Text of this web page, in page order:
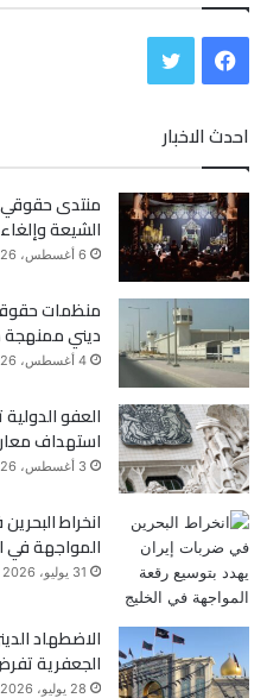
ب
و
ك
ت
ر
احدث الاخبار
منتدى حقوقي
الشيعة وإلغاء أكثر من
6 أغسطس، 2026
منظمات
ديني
4 أغسطس، 2026
العفو
استهداف
3 أغسطس، 2026
انخراط
المواجهة في
31 يوليو، 2026
الاضطهاد
الجعفرية
28 يوليو، 2026